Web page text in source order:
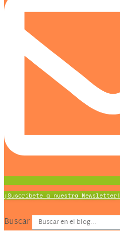
¡Suscríbete a nuestra Newsletter!
Buscar